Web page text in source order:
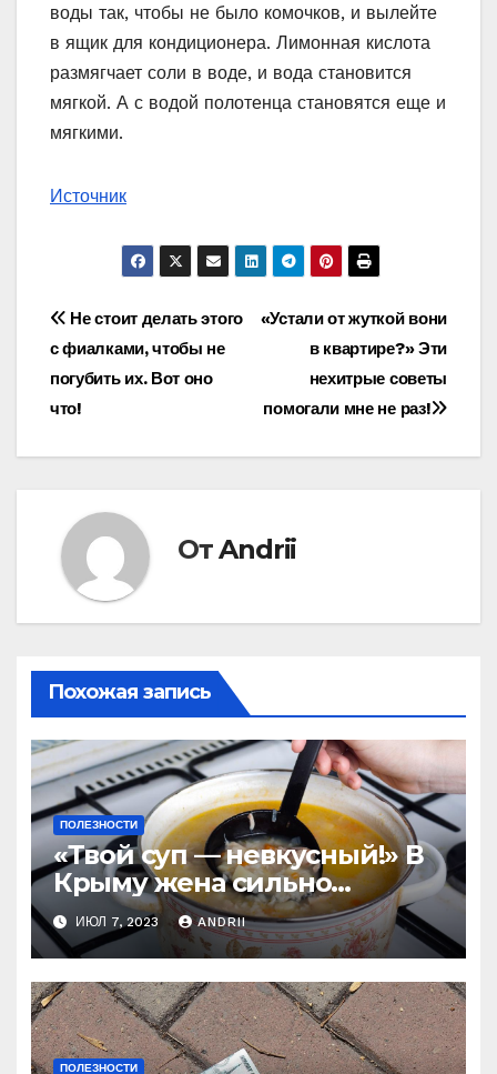
воды так, чтобы не было комочков, и вылейте
в ящик для кондиционера. Лимонная кислота
размягчает соли в воде, и вода становится
мягкой. А с водой полотенца становятся еще и
мягкими.
Источник
Навигация
по
записям
«Устали от жуткой вони
в квартире?» Эти
нехитрые советы
помогали мне не раз!
Не стоит делать этого
с фиалками, чтобы не
погубить их. Вот оно
что!
ОтAndrii
Похожая запись
ПОЛЕЗНОСТИ
«Твой суп — невкусный!» В
Крыму жена сильно
наказала мужа за
нелестный отзыв о её
стряпне
ИЮЛ 7, 2023 ANDRII
ПОЛЕЗНОСТИ